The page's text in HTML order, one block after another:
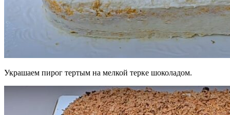
Украшаем пирог тертым на мелкой терке шоколадом.